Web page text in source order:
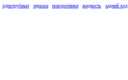
однотрубные зеркала поворотники жидкость задний ход